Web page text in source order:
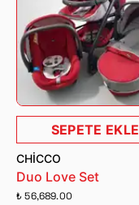
SEPETE EKLE
CHICCO
Duo Love Set
₺ 56,689.00